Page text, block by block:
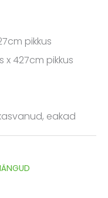
pikkus
427cm pikkus
eakad